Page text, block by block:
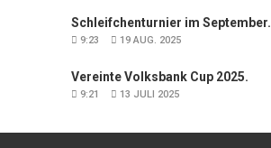
Schleifchenturnier im September.
9:23 19 AUG. 2025
Vereinte Volksbank Cup 2025.
9:21 13 JULI 2025